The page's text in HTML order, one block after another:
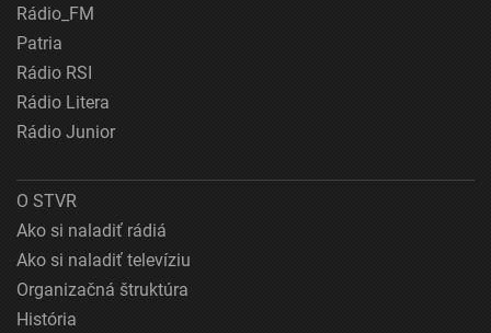
Rádio_FM
Patria
Rádio RSI
Rádio Litera
Rádio Junior
O STVR
Ako si naladiť rádiá
Ako si naladiť televíziu
Organizačná štruktúra
História